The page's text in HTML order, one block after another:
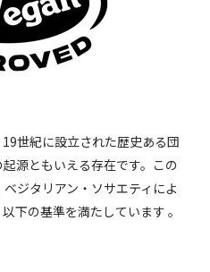
世紀に設立された歴史ある団
源ともいえる存在です。この
ジタリアン・ソサエティによ
下の基準を満たしています 。